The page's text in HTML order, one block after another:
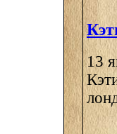
13